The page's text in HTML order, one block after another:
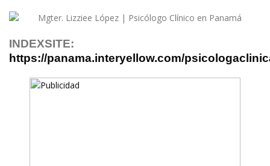
INDEXSITE:
https://panama.interyellow.com/